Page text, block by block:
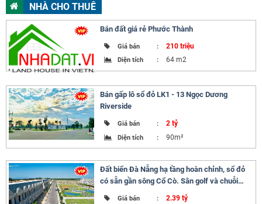
NHÀ CHO THUÊ
Bán đất giá rẻ Phước Thành
Giá bán : 210 triệu
Diện tích : 64 m2
Bán gấp lô sổ đỏ LK1 - 13 Ngọc Dương
Riverside
Giá bán : 2 tỷ
Diện tích : 90m²
Đất biển Đà Nẵng hạ tầng hoàn chỉnh, sổ đỏ
có sẵn gần sông Cổ Cò. Sân golf và chuỗi
resort 5*
Giá bán : 2.39 tỷ